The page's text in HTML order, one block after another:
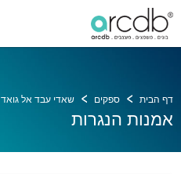
דף הבית ספקים שאדי עבד אל גואד
אמנות הנגרות